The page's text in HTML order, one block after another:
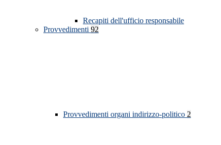
Recapiti dell'ufficio responsabile
Provvedimenti 92
Provvedimenti organi indirizzo-politico 2